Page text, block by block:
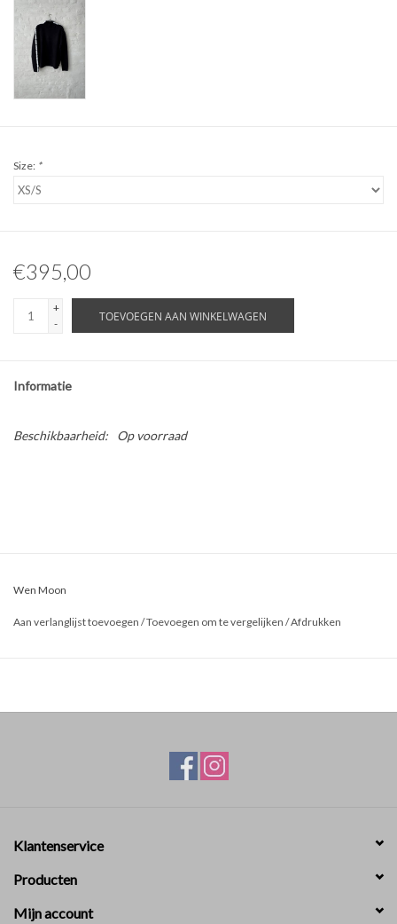
Size: *
€395,00
+
-
TOEVOEGEN AAN WINKELWAGEN
Informatie
Beschikbaarheid: Op voorraad
Wen Moon
Aan verlanglijst toevoegen /Toevoegen om te vergelijken /Afdrukken
Klantenservice
Producten
Mijn account